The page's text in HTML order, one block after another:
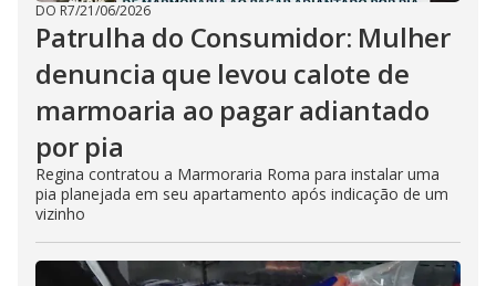
DO R7/21/06/2026
Patrulha do Consumidor: Mulher
denuncia que levou calote de
marmoaria ao pagar adiantado
por pia
Regina contratou a Marmoraria Roma para instalar uma
pia planejada em seu apartamento após indicação de um
vizinho